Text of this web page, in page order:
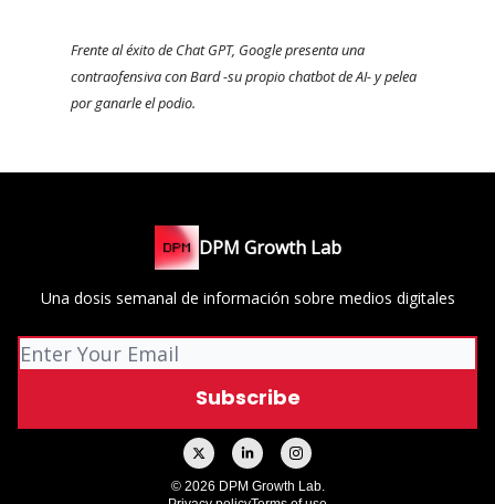
Frente al éxito de Chat GPT, Google presenta una
contraofensiva con Bard -su propio chatbot de AI- y pelea
por ganarle el podio.
DPM Growth Lab
Una dosis semanal de información sobre medios digitales
© 2026 DPM Growth Lab.